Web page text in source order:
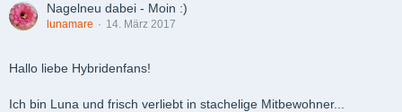
Nagelneu dabei - Moin :)
lunamare 14. März 2017
Hallo liebe Hybridenfans!
Ich bin Luna und frisch verliebt in stachelige Mitbewohner...